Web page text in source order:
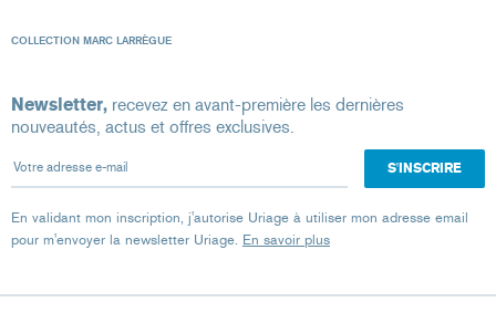
COLLECTION MARC LARRÈGUE
Newsletter, recevez en avant-première les dernières
nouveautés, actus et offres exclusives.
Votre adresse e-mail
En validant mon inscription, j'autorise Uriage à utiliser mon adresse email
pour m'envoyer la newsletter Uriage. En savoir plus